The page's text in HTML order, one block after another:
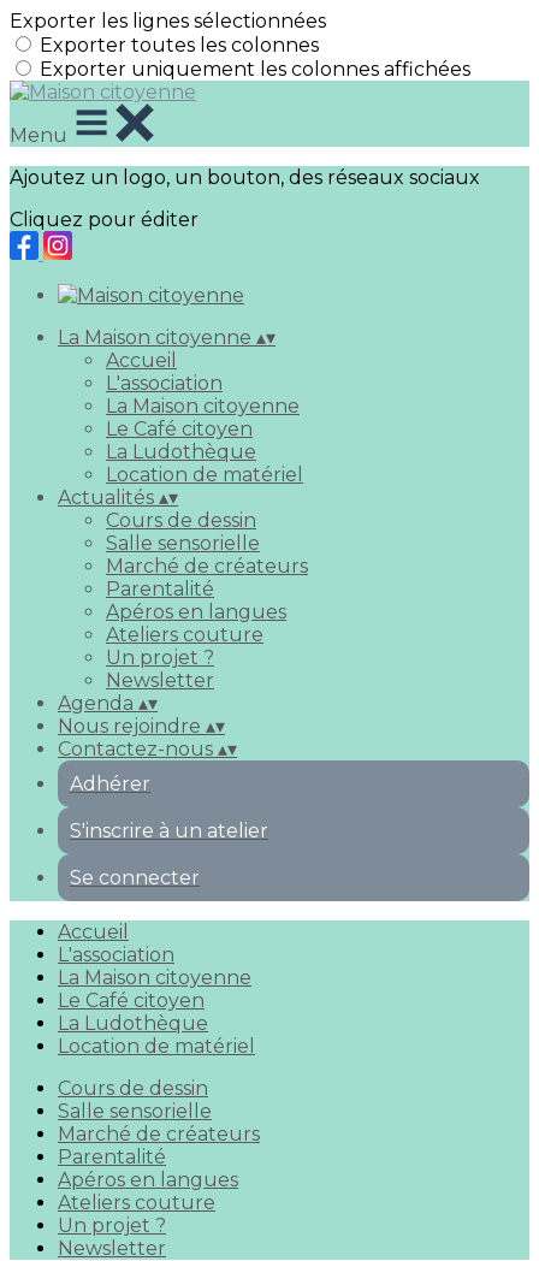
Exporter les lignes sélectionnées
Exporter toutes les colonnes
Exporter uniquement les colonnes affichées
Menu
Ajoutez un logo, un bouton, des réseaux sociaux
Cliquez pour éditer
La Maison citoyenne ▴▾
Accueil
L'association
La Maison citoyenne
Le Café citoyen
La Ludothèque
Location de matériel
Actualités ▴▾
Cours de dessin
Salle sensorielle
Marché de créateurs
Parentalité
Apéros en langues
Ateliers couture
Un projet ?
Newsletter
Agenda ▴▾
Nous rejoindre ▴▾
Contactez-nous ▴▾
Adhérer
S'inscrire à un atelier
Se connecter
Accueil
L'association
La Maison citoyenne
Le Café citoyen
La Ludothèque
Location de matériel
Cours de dessin
Salle sensorielle
Marché de créateurs
Parentalité
Apéros en langues
Ateliers couture
Un projet ?
Newsletter